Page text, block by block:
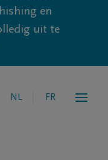
en
uit te
NL FR